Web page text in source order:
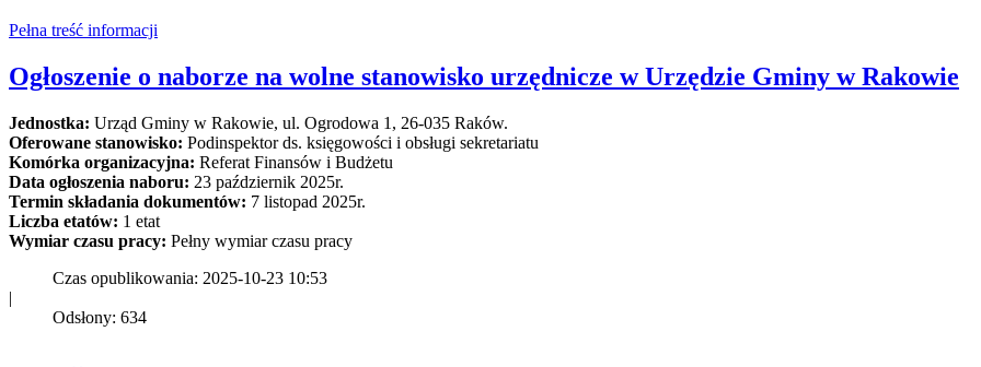
Pełna treść informacji
Ogłoszenie o naborze na wolne stanowisko urzędnicze w Urzędzie Gminy w Rakowie
Jednostka: Urząd Gminy w Rakowie, ul. Ogrodowa 1, 26-035 Raków.
Oferowane stanowisko: Podinspektor ds. księgowości i obsługi sekretariatu
Komórka organizacyjna: Referat Finansów i Budżetu
Data ogłoszenia naboru: 23 październik 2025r.
Termin składania dokumentów: 7 listopad 2025r.
Liczba etatów: 1 etat
Wymiar czasu pracy: Pełny wymiar czasu pracy
Czas opublikowania: 2025-10-23 10:53
|
Odsłony: 634